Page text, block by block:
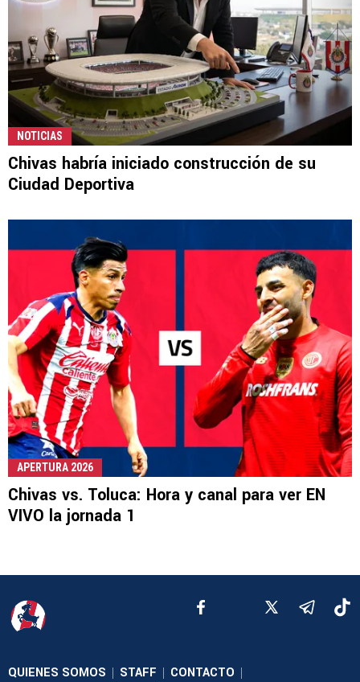
NOTICIAS
Chivas habría iniciado construcción de su
Ciudad Deportiva
APERTURA 2026
Chivas vs. Toluca: Hora y canal para ver EN
VIVO la jornada 1
QUIENES SOMOS | STAFF | CONTACTO |